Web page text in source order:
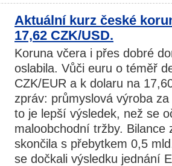
Aktuální kurz české
17,62 CZK/USD.
Koruna včera i přes dobré
oslabila. Vůči euru o téměř
CZK/EUR a k dolaru na
zpráv: průmyslová výroba
to je lepší výsledek, než se
maloobchodní tržby. Bilance
skončila s přebytkem 0,5
se dočkali výsledku jednání